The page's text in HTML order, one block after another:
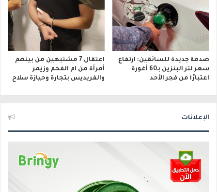
صدمة جديدة للسائقين: ارتفاع
سعر لتر البنزين بـ60 أغورة
اعتبارًا من فجر الأحد
اعتقال 7 مشتبهين من بينهم
أمرأة من ام الفحم وزيمر
والفريديس بتجارة وحيازة سلاح
الإعلانات